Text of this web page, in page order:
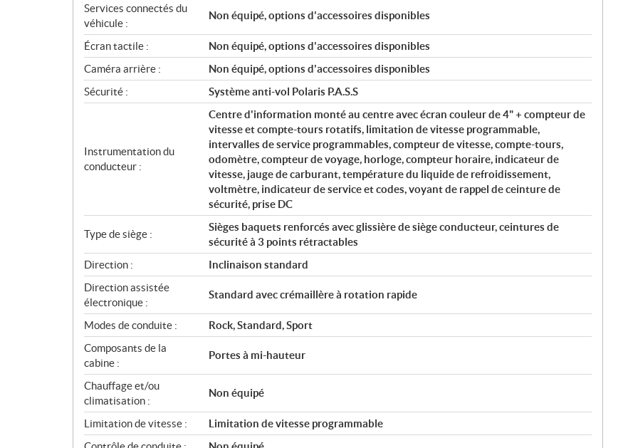
Services connectés du
véhicule :
Non équipé, options d'accessoires disponibles
Écran tactile :
Non équipé, options d'accessoires disponibles
Caméra arrière :
Non équipé, options d'accessoires disponibles
Sécurité :
Système anti-vol Polaris P.A.S.S
Instrumentation du
conducteur :
Centre d'information monté au centre avec écran couleur de 4" + compteur de
vitesse et compte-tours rotatifs, limitation de vitesse programmable,
intervalles de service programmables, compteur de vitesse, compte-tours,
odomètre, compteur de voyage, horloge, compteur horaire, indicateur de
vitesse, jauge de carburant, température du liquide de refroidissement,
voltmètre, indicateur de service et codes, voyant de rappel de ceinture de
sécurité, prise DC
Type de siège :
Sièges baquets renforcés avec glissière de siège conducteur, ceintures de
sécurité à 3 points rétractables
Direction :
Inclinaison standard
Direction assistée
électronique :
Standard avec crémaillère à rotation rapide
Modes de conduite :
Rock, Standard, Sport
Composants de la
cabine :
Portes à mi-hauteur
Chauffage et/ou
climatisation :
Non équipé
Limitation de vitesse :
Limitation de vitesse programmable